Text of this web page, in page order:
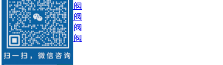
油研压力控制阀
油研流量控制阀
油研方向控制阀
油研比例控制阀
油研叠加阀
油研插装阀